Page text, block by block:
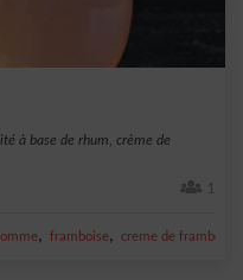
à base de rhum, crème de
1
, framboise, creme de framboise